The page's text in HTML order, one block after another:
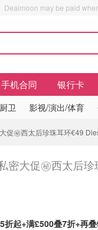
Dealmoon may be paid
手机合同 银行卡
卫 影视/演出/体育
促㊙️西太后珍珠耳环€49
密大促㊙️西太后
5折起+满£500叠7折+再